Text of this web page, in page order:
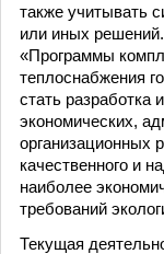
также учитывать
или иных
«Программы
теплоснабжения
стать разработка
экономических,
организационных
качественного и
наиболее
требований
Текущая